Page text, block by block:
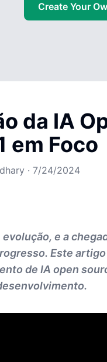
Create Your
da IA
em Foco
· 7/24/2024
e a
Este
de IA open